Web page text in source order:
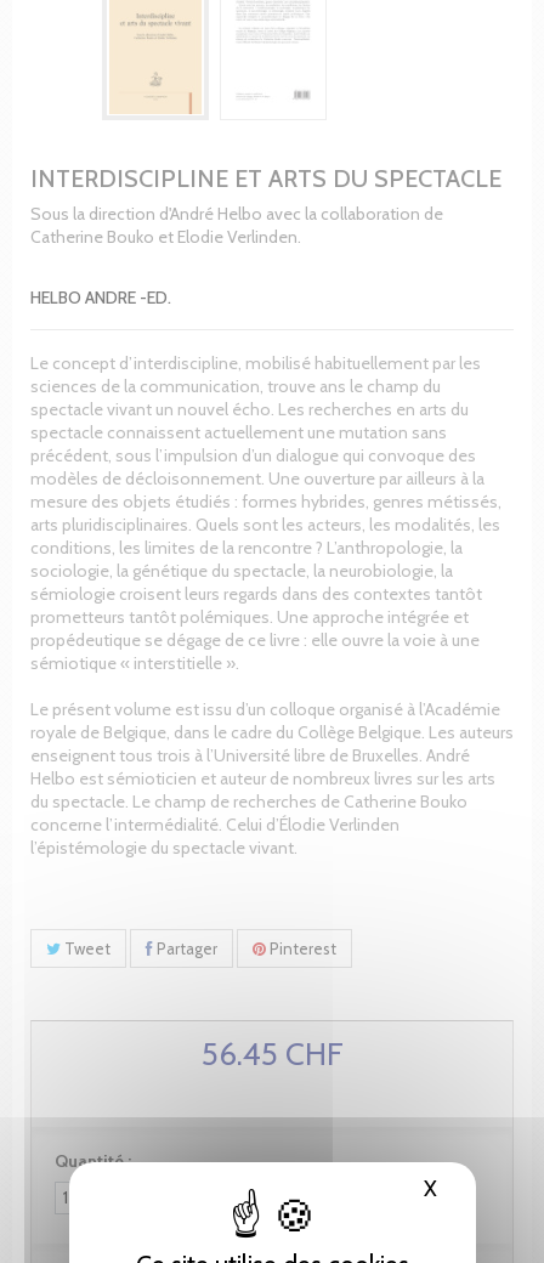
XMasquer
INTERDISCIPLINE ET ARTS DU SPECTACLE
Sous la direction d'André Helbo avec la collaboration de
Catherine Bouko et Elodie Verlinden.
HELBO ANDRE -ED.
Le concept d’interdiscipline, mobilisé habituellement par les
sciences de la communication, trouve ans le champ du
spectacle vivant un nouvel écho. Les recherches en arts du
spectacle connaissent actuellement une mutation sans
précédent, sous l’impulsion d’un dialogue qui convoque des
modèles de décloisonnement. Une ouverture par ailleurs à la
mesure des objets étudiés : formes hybrides, genres métissés,
arts pluridisciplinaires. Quels sont les acteurs, les modalités, les
conditions, les limites de la rencontre ? L’anthropologie, la
sociologie, la génétique du spectacle, la neurobiologie, la
sémiologie croisent leurs regards dans des contextes tantôt
prometteurs tantôt polémiques. Une approche intégrée et
propédeutique se dégage de ce livre : elle ouvre la voie à une
sémiotique « interstitielle ».
Le présent volume est issu d’un colloque organisé à l’Académie
royale de Belgique, dans le cadre du Collège Belgique. Les auteurs
enseignent tous trois à l’Université libre de Bruxelles. André
Helbo est sémioticien et auteur de nombreux livres sur les arts
du spectacle. Le champ de recherches de Catherine Bouko
concerne l’intermédialité. Celui d’Élodie Verlinden
l’épistémologie du spectacle vivant.
Tweet Partager Pinterest
56.45 CHF
Quantité :